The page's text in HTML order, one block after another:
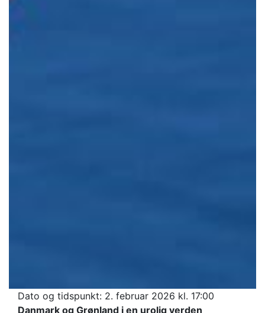
Dato og tidspunkt: 2. februar 2026 kl. 17:00
Danmark og Grønland i en urolig verden